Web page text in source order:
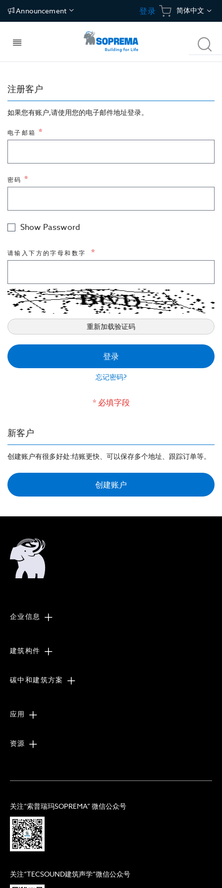
到
Announcement 登录
语
言
简体中文
导
航
屋面
建筑围护结构
地面
地下空间
停车场
室内应用-建筑声学
防水
保温
隔汽/透汽
地坪
Tecsound建筑声学
冷屋面
绿植屋面
光伏屋面
关于索普瑞玛
独特价值
新闻中心
联络地址
注册客户
如果您有账户,请使用您的电子邮件地址登录。
电子邮箱
密码
Show Password
请输入下方的字母和数字
重新加载验证码
登录
忘记密码?
新客户
创建账户有很多好处:结账更快、可以保存多个地址、跟踪订单等。
创建账户
企业信息
建筑构件
碳中和建筑方案
应用
资源
关注“索普瑞玛SOPREMA” 微信公众号
关注“TECSOUND建筑声学”微信公众号